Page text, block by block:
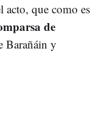
que como es
de
Barañáin y